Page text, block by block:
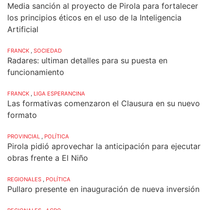
Media sanción al proyecto de Pirola para fortalecer
los principios éticos en el uso de la Inteligencia
Artificial
FRANCK SOCIEDAD
Radares: ultiman detalles para su puesta en
funcionamiento
FRANCK LIGA ESPERANCINA
Las formativas comenzaron el Clausura en su nuevo
formato
PROVINCIAL POLÍTICA
Pirola pidió aprovechar la anticipación para ejecutar
obras frente a El Niño
REGIONALES POLÍTICA
Pullaro presente en inauguración de nueva inversión